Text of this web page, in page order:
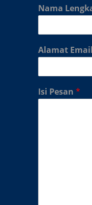
Nama
Alamat Email
Isi Pesan *